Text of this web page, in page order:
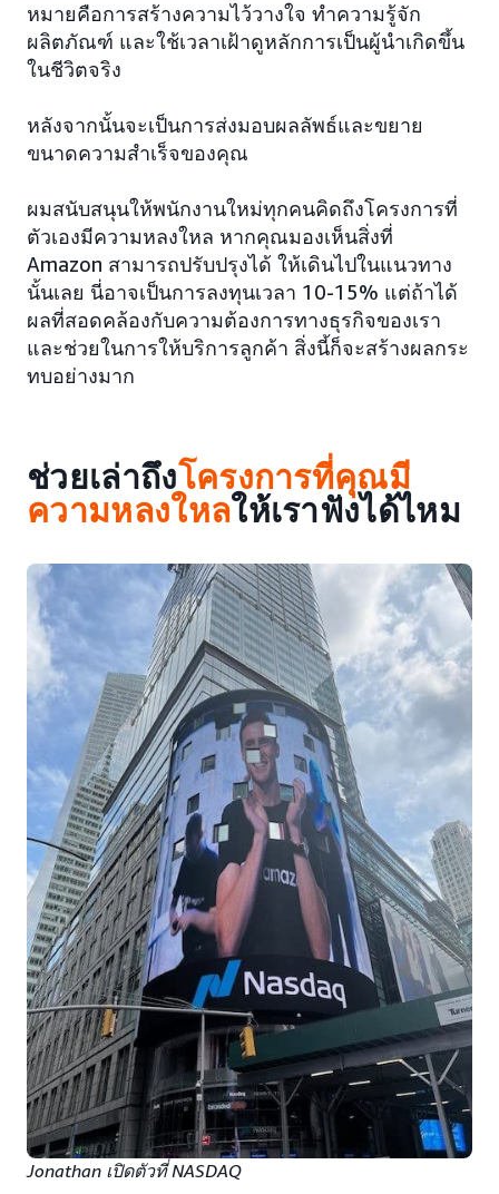
หมายคือการสร้างความไว้วางใจ ทำความรู้จัก
ผลิตภัณฑ์ และใช้เวลาเฝ้าดูหลักการเป็นผู้นำเกิดขึ้น
ในชีวิตจริง
หลังจากนั้นจะเป็นการส่งมอบผลลัพธ์และขยาย
ขนาดความสำเร็จของคุณ
ผมสนับสนุนให้พนักงานใหม่ทุกคนคิดถึงโครงการที่
ตัวเองมีความหลงใหล หากคุณมองเห็นสิ่งที่
Amazon สามารถปรับปรุงได้ ให้เดินไปในแนวทาง
นั้นเลย นี่อาจเป็นการลงทุนเวลา 10-15% แต่ถ้าได้
ผลที่สอดคล้องกับความต้องการทางธุรกิจของเรา
และช่วยในการให้บริการลูกค้า สิ่งนี้ก็จะสร้างผลกระ
ทบอย่างมาก
ช่วยเล่าถึงโครงการที่คุณมี
ความหลงใหลให้เราฟังได้ไหม
Jonathan เปิดตัวที่ NASDAQ